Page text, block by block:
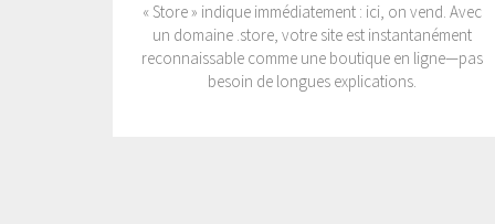
« Store » indique immédiatement : ici, on vend. Avec
un domaine .store, votre site est instantanément
reconnaissable comme une boutique en ligne—pas
besoin de longues explications.